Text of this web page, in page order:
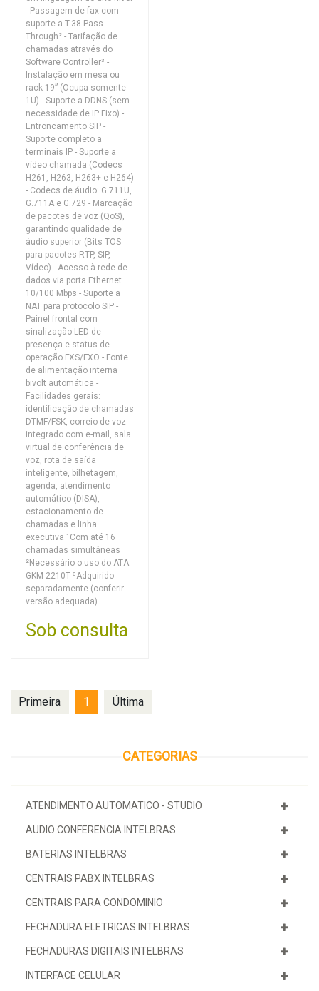
CATEGORIAS
ATENDIMENTO AUTOMATICO - STUDIO
AUDIO CONFERENCIA INTELBRAS
BATERIAS INTELBRAS
CENTRAIS PABX INTELBRAS
CENTRAIS PARA CONDOMINIO
FECHADURA ELETRICAS INTELBRAS
FECHADURAS DIGITAIS INTELBRAS
INTERFACE CELULAR
- Passagem de fax com
suporte a T.38 Pass-
Through² - Tarifação de
chamadas através do
Software Controller³ -
Instalação em mesa ou
rack 19” (Ocupa somente
1U) - Suporte a DDNS (sem
necessidade de IP Fixo) -
Entroncamento SIP -
Suporte completo a
terminais IP - Suporte a
vídeo chamada (Codecs
H261, H263, H263+ e H264)
- Codecs de áudio: G.711U,
G.711A e G.729 - Marcação
de pacotes de voz (QoS),
garantindo qualidade de
áudio superior (Bits TOS
para pacotes RTP, SIP,
Vídeo) - Acesso à rede de
dados via porta Ethernet
10/100 Mbps - Suporte a
NAT para protocolo SIP -
Painel frontal com
sinalização LED de
presença e status de
operação FXS/FXO - Fonte
de alimentação interna
bivolt automática -
Facilidades gerais:
identificação de chamadas
DTMF/FSK, correio de voz
integrado com e-mail, sala
virtual de conferência de
voz, rota de saída
inteligente, bilhetagem,
agenda, atendimento
automático (DISA),
estacionamento de
chamadas e linha
executiva ¹Com até 16
chamadas simultâneas
²Necessário o uso do ATA
GKM 2210T ³Adquirido
separadamente (conferir
versão adequada)
Sob consulta
Primeira 1 Última